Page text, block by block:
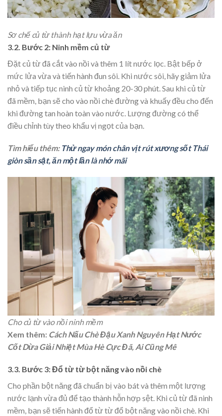
Sơ chế củ từ thành hạt lựu vừa ăn
3.2. Bước 2: Ninh mềm củ từ
Đặt củ từ đã cắt vào nồi và thêm 1 lít nước lọc. Bật bếp ở
mức lửa vừa và tiến hành đun sôi. Khi nước sôi, hãy giảm lửa
nhỏ và tiếp tục ninh củ từ khoảng 20-30 phút. Sau khi củ từ
đã mềm, bạn sẽ cho vào nồi chè đường và khuấy đều cho đến
khi đường tan hoàn toàn vào nước. Lượng đường có thể
điều chỉnh tùy theo khẩu vị ngọt của bạn.
Tìm hiểu thêm: Thử ngay món chân vịt rút xương sốt Thái
giòn sần sật, ăn một lần là nhớ mãi
Cho củ từ vào nồi ninh mềm
Xem thêm: Cách Nấu Chè Đậu Xanh Nguyên Hạt Nước
Cốt Dừa Giải Nhiệt Mùa Hè Cực Đã, Ai Cũng Mê
3.3. Bước 3: Đổ từ từ bột năng vào nồi chè
Cho phần bột năng đã chuẩn bị vào bát và thêm một lượng
nước lạnh vừa đủ để tạo thành hỗn hợp sệt. Khi củ từ đã ninh
mềm, bạn sẽ tiến hành đổ từ từ đổ bột năng vào nồi chè. Khi